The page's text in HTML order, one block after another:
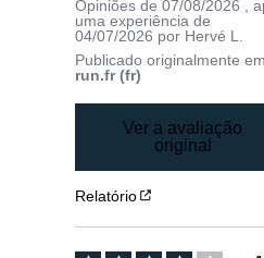
Opiniões de07/08/2026 ,
uma experiência de
04/07/2026 por Hervé L.
Publicado originalmente
run.fr (fr)
Ver a avaliação
original
Relatório